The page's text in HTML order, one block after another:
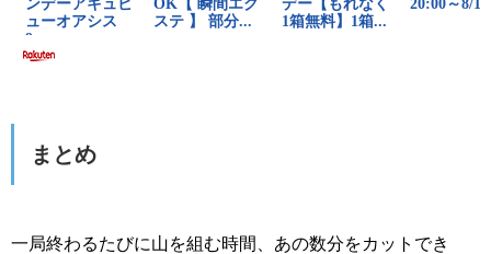
まとめ
一局終わるたびに山を組む時間、あの数分をカットでき